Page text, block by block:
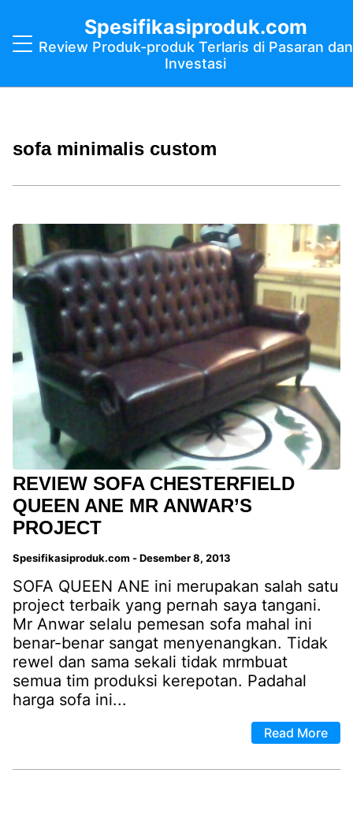
Spesifikasiproduk.com
Review Produk-produk Terlaris di Pasaran dan
Investasi
sofa minimalis custom
REVIEW SOFA CHESTERFIELD
QUEEN ANE MR ANWAR’S
PROJECT
Spesifikasiproduk.com -Desember 8, 2013
SOFA QUEEN ANE ini merupakan salah satu
project terbaik yang pernah saya tangani.
Mr Anwar selalu pemesan sofa mahal ini
benar-benar sangat menyenangkan. Tidak
rewel dan sama sekali tidak mrmbuat
semua tim produksi kerepotan. Padahal
harga sofa ini...
Read More